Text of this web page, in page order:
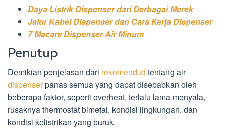
Daya Listrik Dispenser dari Derbagai Merek
Jalur Kabel Dispenser dan Cara Kerja Dispenser
7 Macam Dispenser Air Minum
Penutup
Demikian penjelasan dari rekomend.id tentang air
dispenserpanas semua yang dapat disebabkan oleh
beberapa faktor, seperti overheat, terlalu lama menyala,
rusaknya thermostat bimetal, kondisi lingkungan, dan
kondisi kelistrikan yang buruk.